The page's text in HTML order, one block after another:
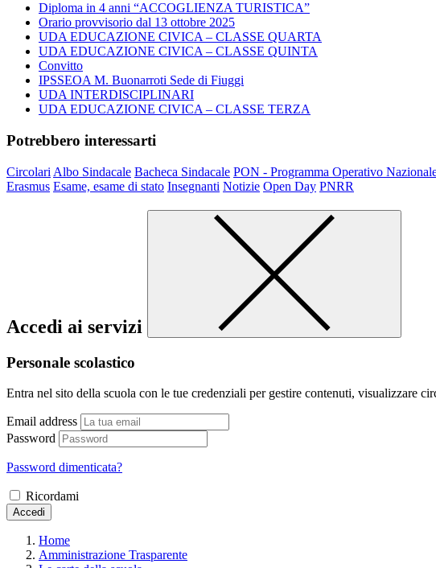
Diploma in 4 anni “ACCOGLIENZA TURISTICA”
Orario provvisorio dal 13 ottobre 2025
UDA EDUCAZIONE CIVICA – CLASSE QUARTA
UDA EDUCAZIONE CIVICA – CLASSE QUINTA
Convitto
IPSSEOA M. Buonarroti Sede di Fiuggi
UDA INTERDISCIPLINARI
UDA EDUCAZIONE CIVICA – CLASSE TERZA
Potrebbero interessarti
Circolari Albo Sindacale Bacheca Sindacale PON - Programma Operativo
Erasmus Esame, esame di stato Insegnanti Notizie Open Day PNRR
Accedi ai servizi
Personale scolastico
Entra nel sito della scuola con le tue credenziali per gestire contenuti, visualizzare
Email address
Password
Password dimenticata?
Ricordami
Accedi
Home
Amministrazione Trasparente